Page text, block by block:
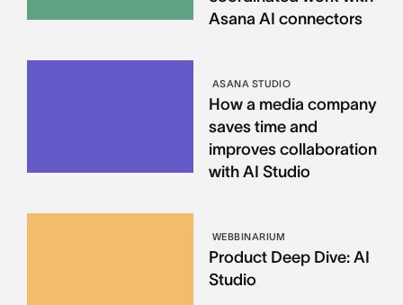
Asana AI connectors
ASANA STUDIO
How a media company
saves time and
improves collaboration
with AI Studio
WEBBINARIUM
Product Deep Dive: AI
Studio